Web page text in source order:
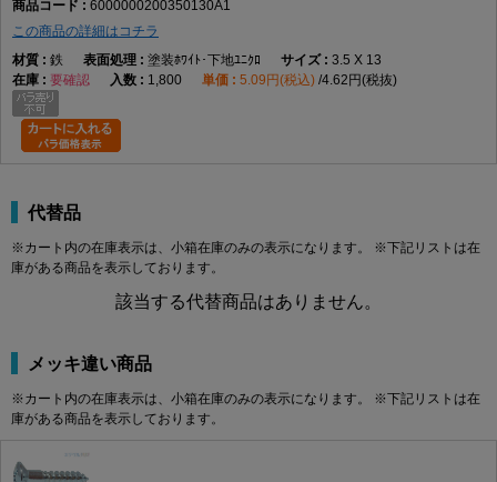
6000000200350130A1
この商品の詳細はコチラ
鉄
塗装ﾎﾜｲﾄ･下地ﾕﾆｸﾛ
3.5 X 13
要確認
1,800 5.09円(税込) 4.62円(税抜)
代替品
※カート内の在庫表示は、小箱在庫のみの表示になります。 ※下記リストは在
庫がある商品を表示しております。
該当する代替商品はありません。
メッキ違い商品
※カート内の在庫表示は、小箱在庫のみの表示になります。 ※下記リストは在
庫がある商品を表示しております。